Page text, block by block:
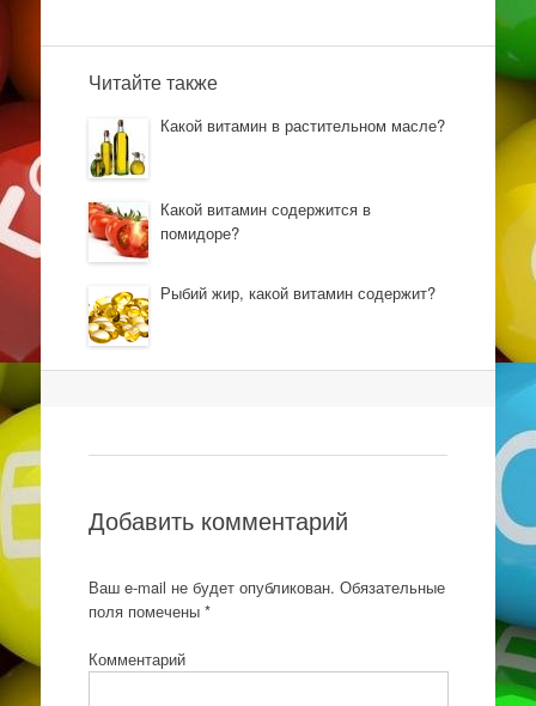
Читайте также
Какой витамин в растительном масле?
Какой витамин содержится в
помидоре?
Рыбий жир, какой витамин содержит?
Добавить комментарий
Ваш e-mail не будет опубликован. Обязательные
поля помечены *
Комментарий